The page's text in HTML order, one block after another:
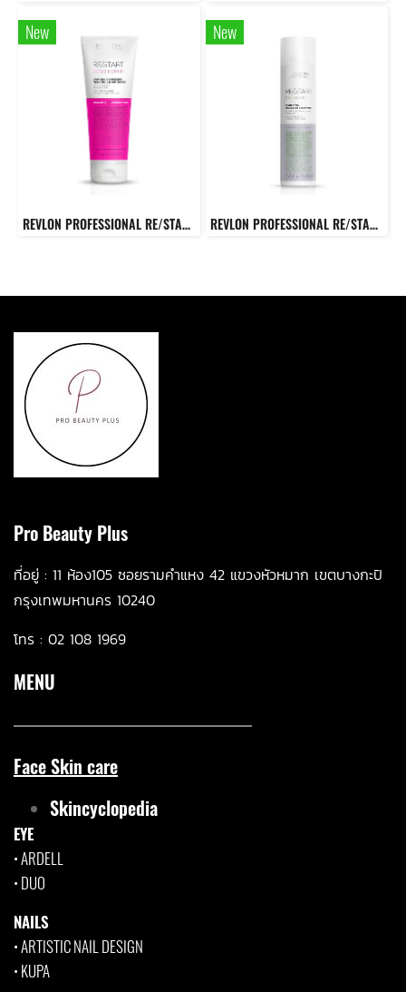
New
REVLON PROFESSIONAL RE/START Bond Repair Conditioner 200 Ml. ครีมนวดผมสูตรเข้มข้นสำหรับผมเสียหาย
New
REVLON PROFESSIONAL RE/START Balance Purifying Micellar Shampoo 250 ml แชมพูไมเซลลาร์สูตรสองประสิทธิภาพ ช่วยปรับสมดุลหนังศรีษะ และทำความสะอาดอย่างล้ำลึก
Pro Beauty Plus
ที่อยู่ : 11 ห้อง105 ซอยรามคำแหง 42 แขวงหัวหมาก เขตบางกะปิ
กรุงเทพมหานคร 10240
โทร : 02 108 1969
MENU
Face Skin care
Skincyclopedia
EYE
•ARDELL
• DUO
NAILS
•ARTISTIC NAIL DESIGN
• KUPA